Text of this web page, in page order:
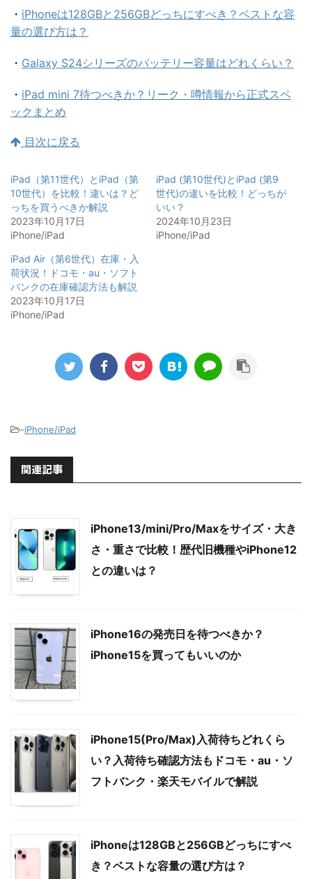
・ iPhoneは128GBと256GBどっちにすべき？ベストな容
量の選び方は？
・ Galaxy S24シリーズのバッテリー容量はどれくらい？
・ iPad mini 7待つべきか？リーク・噂情報から正式スペ
ックまとめ
目次に戻る
iPad（第11世代）とiPad（第
10世代）を比較！違いは？ど
っちを買うべきか解説
2023年10月17日
iPhone/iPad
iPad (第10世代)とiPad (第9
世代)の違いを比較！どっちが
いい？
2024年10月23日
iPhone/iPad
iPad Air（第6世代）在庫・入
荷状況！ドコモ・au・ソフト
バンクの在庫確認方法も解説
2023年10月17日
iPhone/iPad
-iPhone/iPad
関連記事
iPhone13/mini/Pro/Maxをサイズ・大き
さ・重さで比較！歴代旧機種やiPhone12
との違いは？
iPhone16の発売日を待つべきか？
iPhone15を買ってもいいのか
iPhone15(Pro/Max)入荷待ちどれくら
い？入荷待ち確認方法もドコモ・au・ソ
フトバンク・楽天モバイルで解説
iPhoneは128GBと256GBどっちにすべ
き？ベストな容量の選び方は？